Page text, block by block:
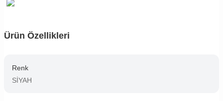
Ürün Özellikleri
Renk
SİYAH